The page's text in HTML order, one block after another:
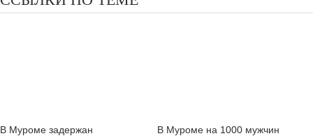
В Муроме задержан
В Муроме на 1000 мужчин